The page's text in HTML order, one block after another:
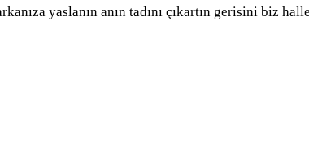
yaslanın anın tadını çıkartın gerisini biz